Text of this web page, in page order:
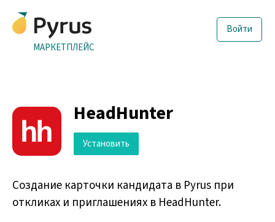
МАРКЕТПЛЕЙС
Войти
HeadHunter
Установить
Создание карточки кандидата в Pyrus при
откликах и приглашениях в HeadHunter.